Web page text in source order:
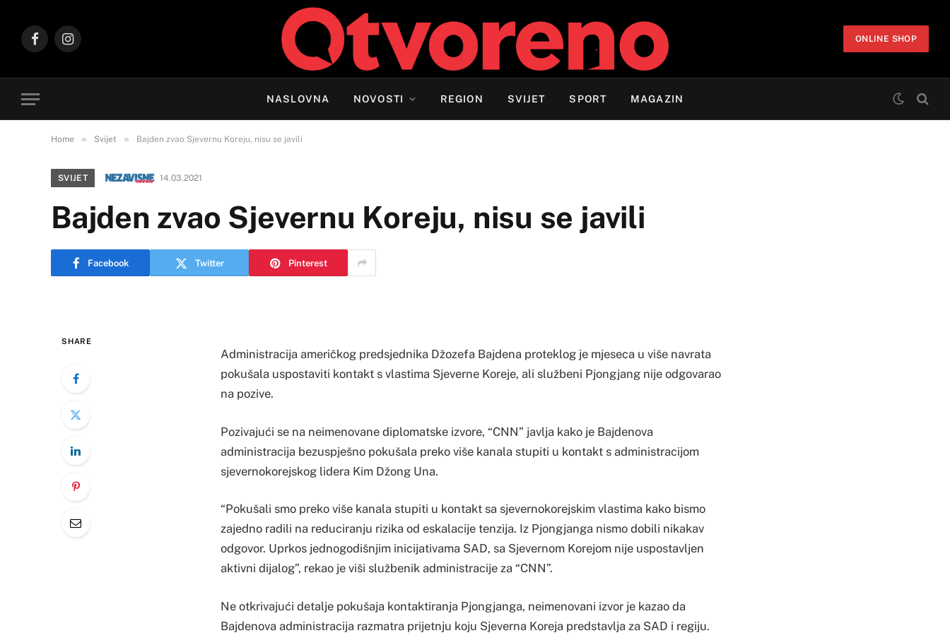
FacebookInstagram
ONLINE SHOP
NASLOVNA NOVOSTI REGION SVIJET SPORT MAGAZIN
Home » Svijet » Bajden zvao Sjevernu Koreju, nisu se javili
SVIJET 14.03.2021
Bajden zvao Sjevernu Koreju, nisu se javili
Facebook Twitter Pinterest
SHARE
Administracija američkog predsjednika Džozefa Bajdena proteklog je mjeseca u više navrata
pokušala uspostaviti kontakt s vlastima Sjeverne Koreje, ali službeni Pjongjang nije odgovarao
na pozive.
Pozivajući se na neimenovane diplomatske izvore, “CNN” javlja kako je Bajdenova
administracija bezuspješno pokušala preko više kanala stupiti u kontakt s administracijom
sjevernokorejskog lidera Kim Džong Una.
“Pokušali smo preko više kanala stupiti u kontakt sa sjevernokorejskim vlastima kako bismo
zajedno radili na reduciranju rizika od eskalacije tenzija. Iz Pjongjanga nismo dobili nikakav
odgovor. Uprkos jednogodišnjim inicijativama SAD, sa Sjevernom Korejom nije uspostavljen
aktivni dijalog”, rekao je viši službenik administracije za “CNN”.
Ne otkrivajući detalje pokušaja kontaktiranja Pjongjanga, neimenovani izvor je kazao da
Bajdenova administracija razmatra prijetnju koju Sjeverna Koreja predstavlja za SAD i regiju.